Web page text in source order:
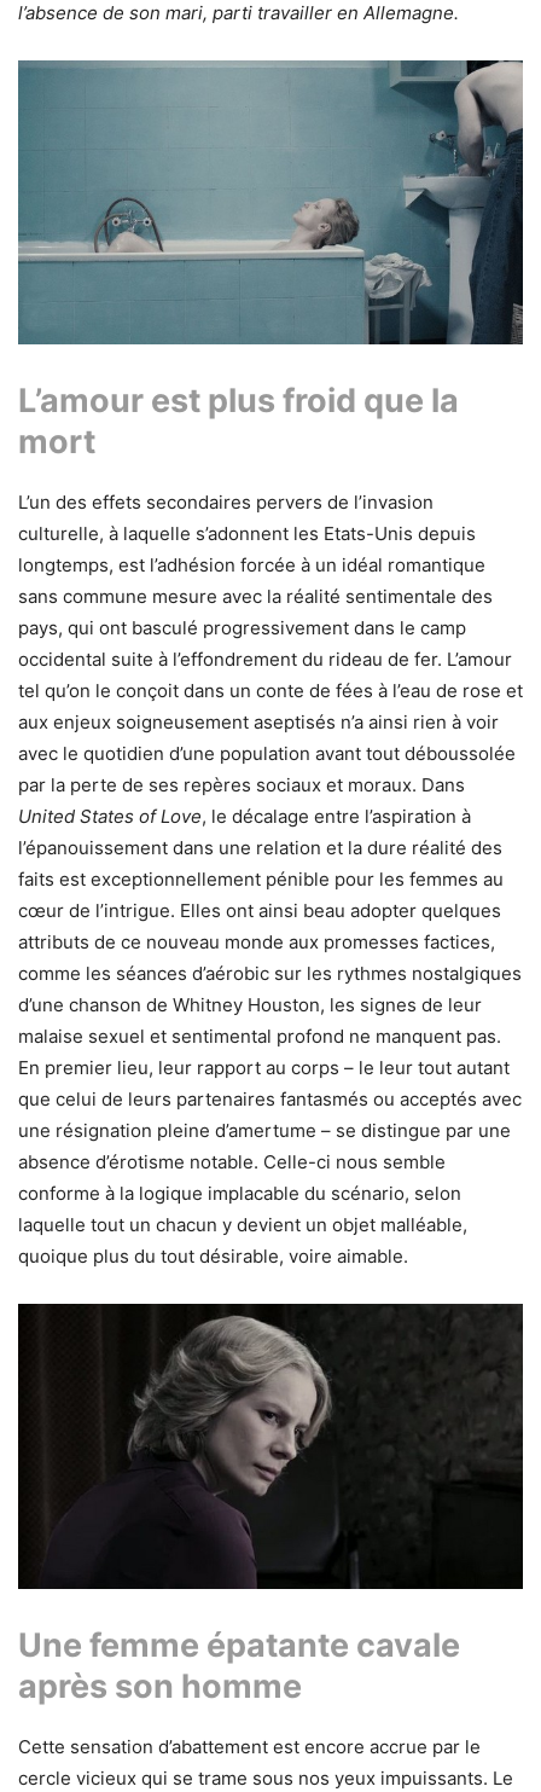
l’absence de son mari, parti travailler en Allemagne.
L’amour est plus froid que la
mort
L’un des effets secondaires pervers de l’invasion
culturelle, à laquelle s’adonnent les Etats-Unis depuis
longtemps, est l’adhésion forcée à un idéal romantique
sans commune mesure avec la réalité sentimentale des
pays, qui ont basculé progressivement dans le camp
occidental suite à l’effondrement du rideau de fer. L’amour
tel qu’on le conçoit dans un conte de fées à l’eau de rose et
aux enjeux soigneusement aseptisés n’a ainsi rien à voir
avec le quotidien d’une population avant tout déboussolée
par la perte de ses repères sociaux et moraux. Dans
United States of Love, le décalage entre l’aspiration à
l’épanouissement dans une relation et la dure réalité des
faits est exceptionnellement pénible pour les femmes au
cœur de l’intrigue. Elles ont ainsi beau adopter quelques
attributs de ce nouveau monde aux promesses factices,
comme les séances d’aérobic sur les rythmes nostalgiques
d’une chanson de Whitney Houston, les signes de leur
malaise sexuel et sentimental profond ne manquent pas.
En premier lieu, leur rapport au corps – le leur tout autant
que celui de leurs partenaires fantasmés ou acceptés avec
une résignation pleine d’amertume – se distingue par une
absence d’érotisme notable. Celle-ci nous semble
conforme à la logique implacable du scénario, selon
laquelle tout un chacun y devient un objet malléable,
quoique plus du tout désirable, voire aimable.
Une femme épatante cavale
après son homme
Cette sensation d’abattement est encore accrue par le
cercle vicieux qui se trame sous nos yeux impuissants. Le